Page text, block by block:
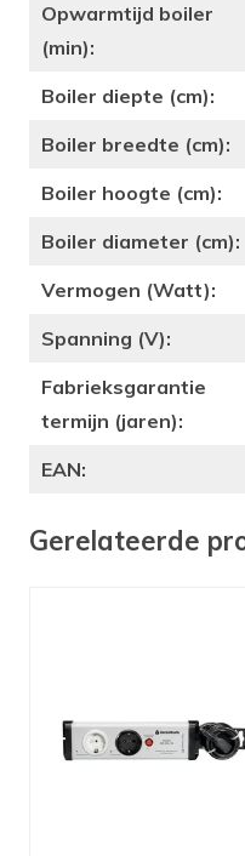
Opwarmtijd boiler
(min):
Boiler diepte (cm):
Boiler breedte (cm):
Boiler hoogte (cm):
Boiler diameter (cm):
Vermogen (Watt):
Spanning (V):
Fabrieksgarantie
termijn (jaren):
EAN:
Gerelateerde